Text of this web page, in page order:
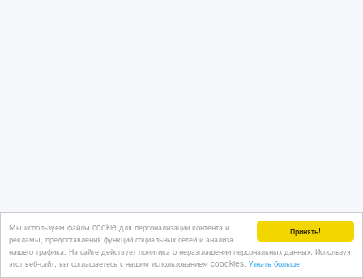
Принять!
Мы используем файлы cookie для персонализации контента и
рекламы, предоставления функций социальных сетей и анализа
нашего трафика. На сайте действует политика о неразглашении персональных данных. Используя
этот веб-сайт, вы соглашаетесь с нашим использованием coookies. Узнать больше